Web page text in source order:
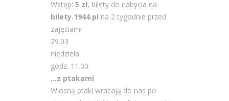
Wstęp: 5 zł, bilety do nabycia na
bilety.1944.pl na 2 tygodnie przed
zajęciami
29.03
niedziela
godz. 11.00
…z ptakami
Wiosną ptaki wracają do nas po